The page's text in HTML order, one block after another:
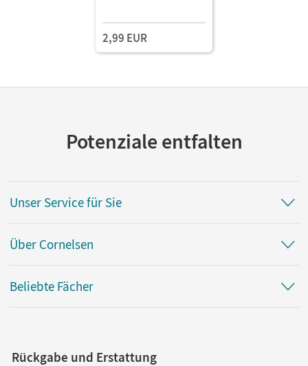
2,99 EUR
Potenziale entfalten
Unser Service für Sie
Über Cornelsen
Beliebte Fächer
Rückgabe und Erstattung